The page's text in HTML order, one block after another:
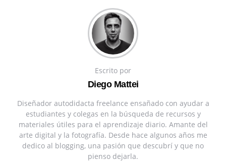
Escrito por
Diego Mattei
Diseñador autodidacta freelance ensañado con ayudar a
estudiantes y colegas en la búsqueda de recursos y
materiales útiles para el aprendizaje diario. Amante del
arte digital y la fotografía. Desde hace algunos años me
dedico al blogging, una pasión que descubrí y que no
pienso dejarla.